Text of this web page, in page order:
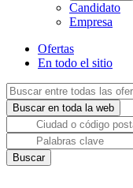
Candidato
Empresa
Ofertas
En todo el sitio